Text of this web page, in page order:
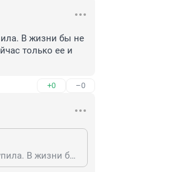
В жизни бы не
только ее и
+0 –0
а мне нравится эта акция 1+1. Я так как то вермишель ролтон купила. В жизни бы не взяла, если б не акция. А такая вкусная вермишель оказалась, сейчас только ее и беру